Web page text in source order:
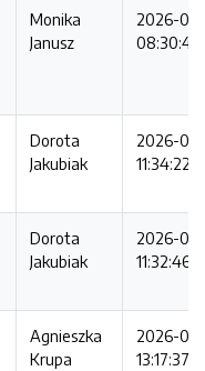
Monika
Janusz
2026-
08:30:49
Dorota
Jakubiak
2026-07-
11:34:22
Dorota
Jakubiak
2026-07-
11:32:46
Agnieszka
Krupa
2026-
13:17:37